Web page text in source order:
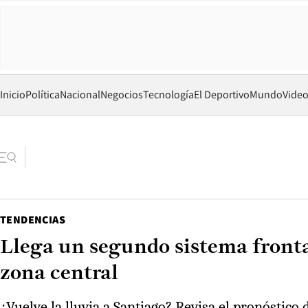
InicioPolíticaNacionalNegociosTecnologíaEl DeportivoMundo
TENDENCIAS
Llega un segundo sistema
zona central